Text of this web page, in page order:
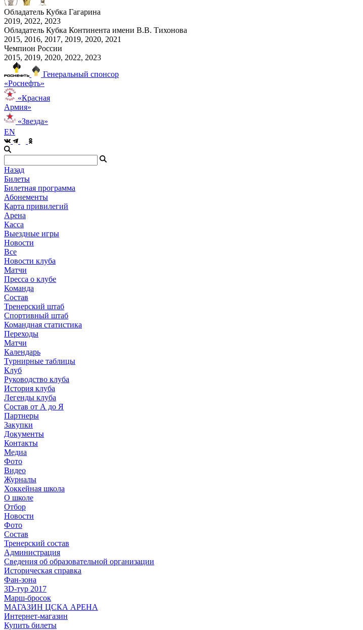
Обладатель Кубка Гагарина
2019, 2022, 2023
Обладатель Кубка Континента имени В.В. Тихонова
2015, 2016, 2017, 2019, 2020, 2021
Чемпион России
2015, 2019, 2020, 2022, 2023
Генеральный спонсор
«Роснефть»
«Красная
Армия»
«Звезда»
EN
Назад
Билеты
Билетная программа
Абонементы
Карта привилегий
Арена
Касса
Выездные игры
Новости
Все
Новости клуба
Матчи
Пресса о клубе
Команда
Состав
Тренерский штаб
Спортивный штаб
Командная статистика
Переходы
Матчи
Календарь
Турнирные таблицы
Клуб
Руководство клуба
История клуба
Легенды клуба
Состав от А до Я
Партнеры
Закупки
Документы
Контакты
Медиа
Фото
Видео
Журналы
Хоккейная школа
О школе
Отбор
Новости
Фото
Состав
Тренерский состав
Администрация
Сведения об образовательной организации
Историческая справка
Фан-зона
3D-тур 2017
Марш-бросок
МАГАЗИН ЦСКА АРЕНА
Интернет-магазин
Купить билеты